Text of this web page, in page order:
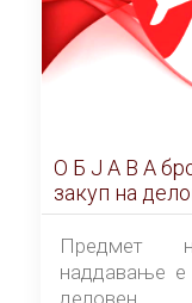
О Б Ј А В А
закуп на
Предмет
наддавање е
деловен